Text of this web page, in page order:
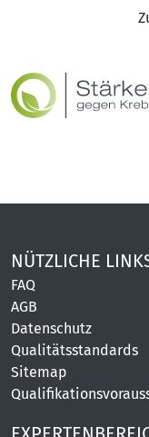
NÜTZLICHE
FAQ
AGB
Datenschutz
Qualitätsstandards
Sitemap